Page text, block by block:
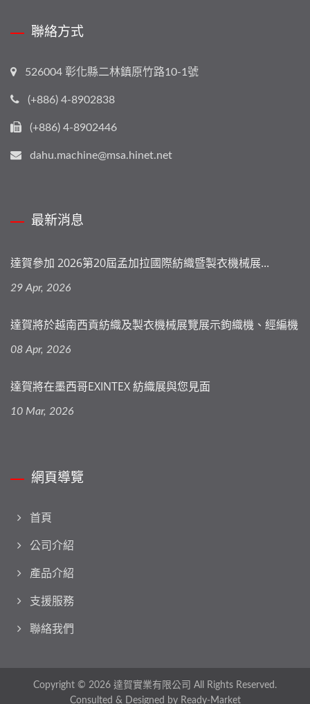
聯絡方式
526004 彰化縣二林鎮原竹路10-1號
(+886) 4-8902838
(+886) 4-8902446
dahu.machine@msa.hinet.net
最新消息
達賀參加 2026第20屆孟加拉國際紡織暨製衣機械展...
29 Apr, 2026
達賀將於越南西貢紡織及製衣機械展覽展示鉤織機、經編機
08 Apr, 2026
達賀將在墨西哥EXINTEX 紡織展與您見面
10 Mar, 2026
網頁導覽
首頁
公司介紹
產品介紹
支援服務
聯絡我們
Copyright © 2026 達賀實業有限公司 All Rights Reserved.
Consulted & Designed by Ready-Market